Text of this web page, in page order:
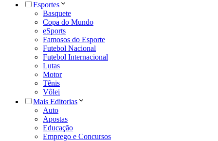
Esportes
Basquete
Copa do Mundo
eSports
Famosos do Esporte
Futebol Nacional
Futebol Internacional
Lutas
Motor
Tênis
Vôlei
Mais Editorias
Auto
Apostas
Educação
Emprego e Concursos